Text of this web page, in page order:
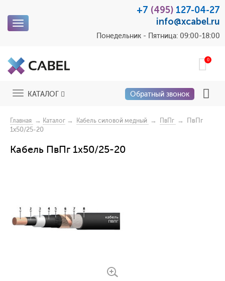
Toggle
+7 (495) 127-04-27
info@xcabel.ru
Понедельник - Пятница: 09:00-18:00
0
ToggleКАТАЛОГ Обратный звонок
Главная → Каталог → Кабель силовой медный → ПвПг → ПвПг
1x50/25-20
Кабель ПвПг 1x50/25-20